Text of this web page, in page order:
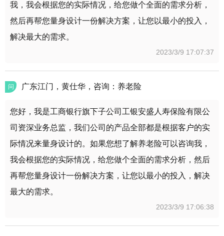
我，我会根据您的实际情况，给您做个全面的需求分析，
然后再帮您量身设计一份解决方案，让您以最小的投入，
解决最大的需求。
2023/3/9 17:07:37
问 广东江门，黄仕华，咨询：养老险
您好，我是工商银行旗下子公司工银安盛人寿保险有限公
司资深业务总监，我们公司的产品全部都是根据客户的实
际情况来量身设计的。如果您想了解养老险可以咨询我，
我会根据您的实际情况，给您做个全面的需求分析，然后
再帮您量身设计一份解决方案，让您以最小的投入，解决
最大的需求。
2023/3/9 17:06:38